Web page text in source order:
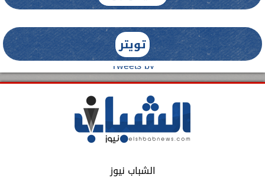
تويتر
Tweets by
الشباب نيوز